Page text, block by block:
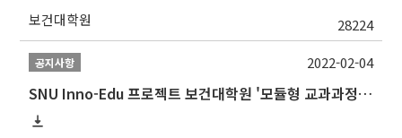
보건대학원 28224
공지사항
SNU Inno-Edu 프로젝트 보건대학원 '모듈형 교과과정' 안내(revised 2022/2/28)
2022-02-04